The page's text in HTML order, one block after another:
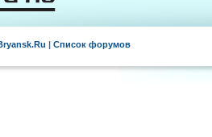
| Список форумов